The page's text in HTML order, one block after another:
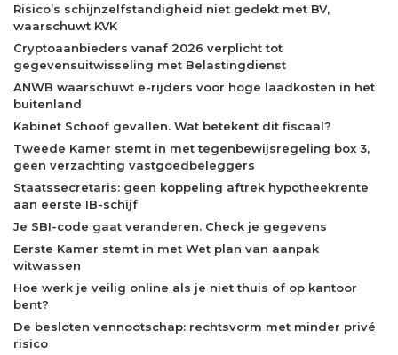
Risico’s schijnzelfstandigheid niet gedekt met BV,
waarschuwt KVK
Cryptoaanbieders vanaf 2026 verplicht tot
gegevensuitwisseling met Belastingdienst
ANWB waarschuwt e-rijders voor hoge laadkosten in het
buitenland
Kabinet Schoof gevallen. Wat betekent dit fiscaal?
Tweede Kamer stemt in met tegenbewijsregeling box 3,
geen verzachting vastgoedbeleggers
Staatssecretaris: geen koppeling aftrek hypotheekrente
aan eerste IB-schijf
Je SBI-code gaat veranderen. Check je gegevens
Eerste Kamer stemt in met Wet plan van aanpak
witwassen
Hoe werk je veilig online als je niet thuis of op kantoor
bent?
De besloten vennootschap: rechtsvorm met minder privé
risico